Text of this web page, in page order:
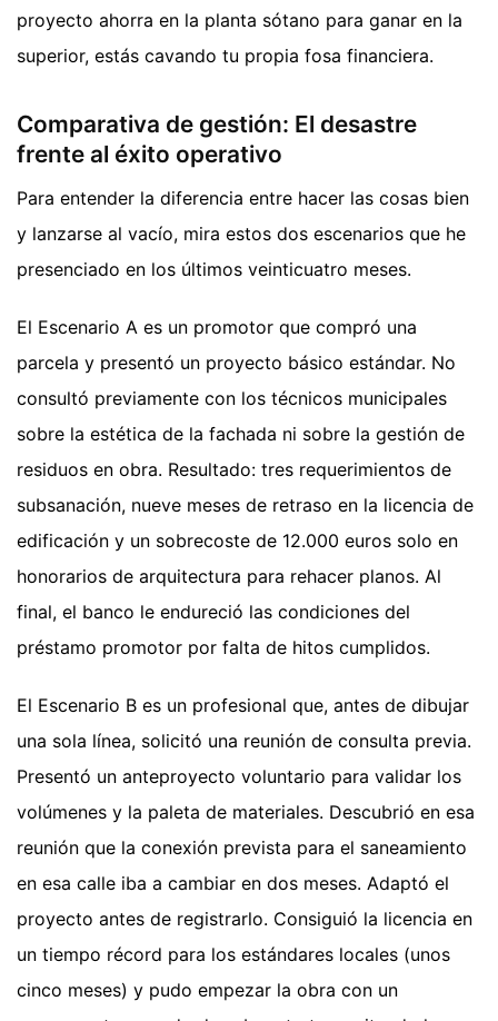
proyecto ahorra en la planta sótano para ganar en la
superior, estás cavando tu propia fosa financiera.
Comparativa de gestión: El desastre
frente al éxito operativo
Para entender la diferencia entre hacer las cosas bien
y lanzarse al vacío, mira estos dos escenarios que he
presenciado en los últimos veinticuatro meses.
El Escenario A es un promotor que compró una
parcela y presentó un proyecto básico estándar. No
consultó previamente con los técnicos municipales
sobre la estética de la fachada ni sobre la gestión de
residuos en obra. Resultado: tres requerimientos de
subsanación, nueve meses de retraso en la licencia de
edificación y un sobrecoste de 12.000 euros solo en
honorarios de arquitectura para rehacer planos. Al
final, el banco le endureció las condiciones del
préstamo promotor por falta de hitos cumplidos.
El Escenario B es un profesional que, antes de dibujar
una sola línea, solicitó una reunión de consulta previa.
Presentó un anteproyecto voluntario para validar los
volúmenes y la paleta de materiales. Descubrió en esa
reunión que la conexión prevista para el saneamiento
en esa calle iba a cambiar en dos meses. Adaptó el
proyecto antes de registrarlo. Consiguió la licencia en
un tiempo récord para los estándares locales (unos
cinco meses) y pudo empezar la obra con un